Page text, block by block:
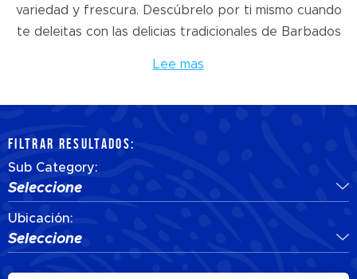
variedad y frescura. Descúbrelo por ti mismo cuando
te deleitas con las delicias tradicionales de Barbados
Lee mas
FILTRAR RESULTADOS:
Sub Category:
Seleccione
Ubicación:
Seleccione